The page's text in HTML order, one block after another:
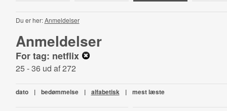
Du er her:Anmeldelser
Anmeldelser
For tag: netflix
25 - 36 ud af 272
dato | bedømmelse | alfabetisk | mest læste